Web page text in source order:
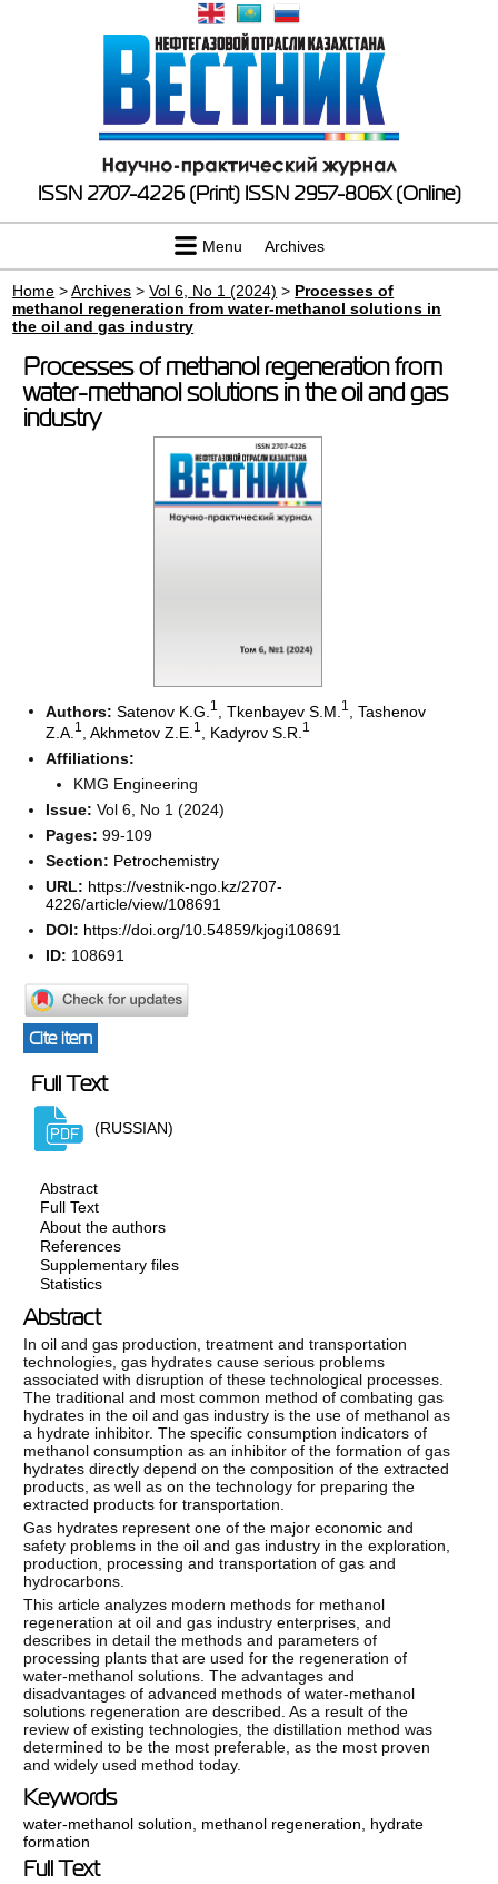
ISSN 2707-4226 (Print) ISSN 2957-806X (Online)
Menu Archives
Home >Archives >Vol 6, No 1 (2024) > Processes of
methanol regeneration from water-methanol solutions in
the oil and gas industry
Processes of methanol regeneration from
water-methanol solutions in the oil and gas
industry
Authors:Satenov K.G. 1 ,Tkenbayev S.M. 1 ,Tashenov
Z.A. 1 ,Akhmetov Z.E. 1 Kadyrov S.R. 1
Affiliations:
KMG Engineering
Issue:Vol 6, No 1 (2024)
Pages:99-109
Section: Petrochemistry
URL: https://vestnik-ngo.kz/2707-
4226/article/view/108691
DOI: https://doi.org/10.54859/kjogi108691
ID: 108691
Cite item
Full Text
(RUSSIAN)
Abstract
Full Text
About the authors
References
Supplementary files
Statistics
Abstract
In oil and gas production, treatment and transportation
technologies, gas hydrates cause serious problems
associated with disruption of these technological processes.
The traditional and most common method of combating gas
hydrates in the oil and gas industry is the use of methanol as
a hydrate inhibitor. The specific consumption indicators of
methanol consumption as an inhibitor of the formation of gas
hydrates directly depend on the composition of the extracted
products, as well as on the technology for preparing the
extracted products for transportation.
Gas hydrates represent one of the major economic and
safety problems in the oil and gas industry in the exploration,
production, processing and transportation of gas and
hydrocarbons.
This article analyzes modern methods for methanol
regeneration at oil and gas industry enterprises, and
describes in detail the methods and parameters of
processing plants that are used for the regeneration of
water-methanol solutions. The advantages and
disadvantages of advanced methods of water-methanol
solutions regeneration are described. As a result of the
review of existing technologies, the distillation method was
determined to be the most preferable, as the most proven
and widely used method today.
Keywords
water-methanol solution methanol regeneration
hydrate
formation
Full Text